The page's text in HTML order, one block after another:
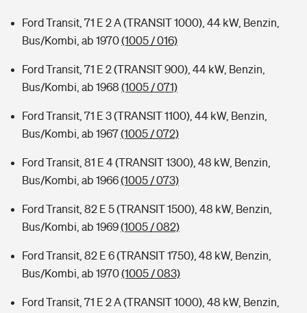
Ford Transit, 71 E 2 A (TRANSIT 1000), 44 kW, Benzin,
Bus/Kombi, ab 1970(1005 / 016)
Ford Transit, 71 E 2 (TRANSIT 900), 44 kW, Benzin,
Bus/Kombi, ab 1968 (1005 / 071)
Ford Transit, 71 E 3 (TRANSIT 1100), 44 kW, Benzin,
Bus/Kombi, ab 1967(1005 / 072)
Ford Transit, 81 E 4 (TRANSIT 1300), 48 kW, Benzin,
Bus/Kombi, ab 1966(1005 / 073)
Ford Transit, 82 E 5 (TRANSIT 1500), 48 kW, Benzin,
Bus/Kombi, ab 1969(1005 / 082)
Ford Transit, 82 E 6 (TRANSIT 1750), 48 kW, Benzin,
Bus/Kombi, ab 1970(1005 / 083)
Ford Transit, 71 E 2 A (TRANSIT 1000), 48 kW, Benzin,